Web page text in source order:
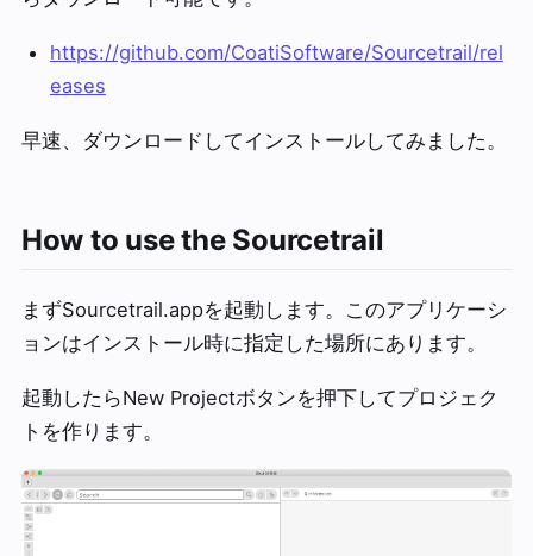
https://github.com/CoatiSoftware/Sourcetrail/rel
eases
早速、ダウンロードしてインストールしてみました。
How to use the Sourcetrail
まずSourcetrail.appを起動します。このアプリケーシ
ョンはインストール時に指定した場所にあります。
起動したらNew Projectボタンを押下してプロジェク
トを作ります。